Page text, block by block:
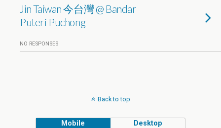
Jin Taiwan 今台灣 @ Bandar
Puteri Puchong
NO RESPONSES
Back to top
Mobile Desktop